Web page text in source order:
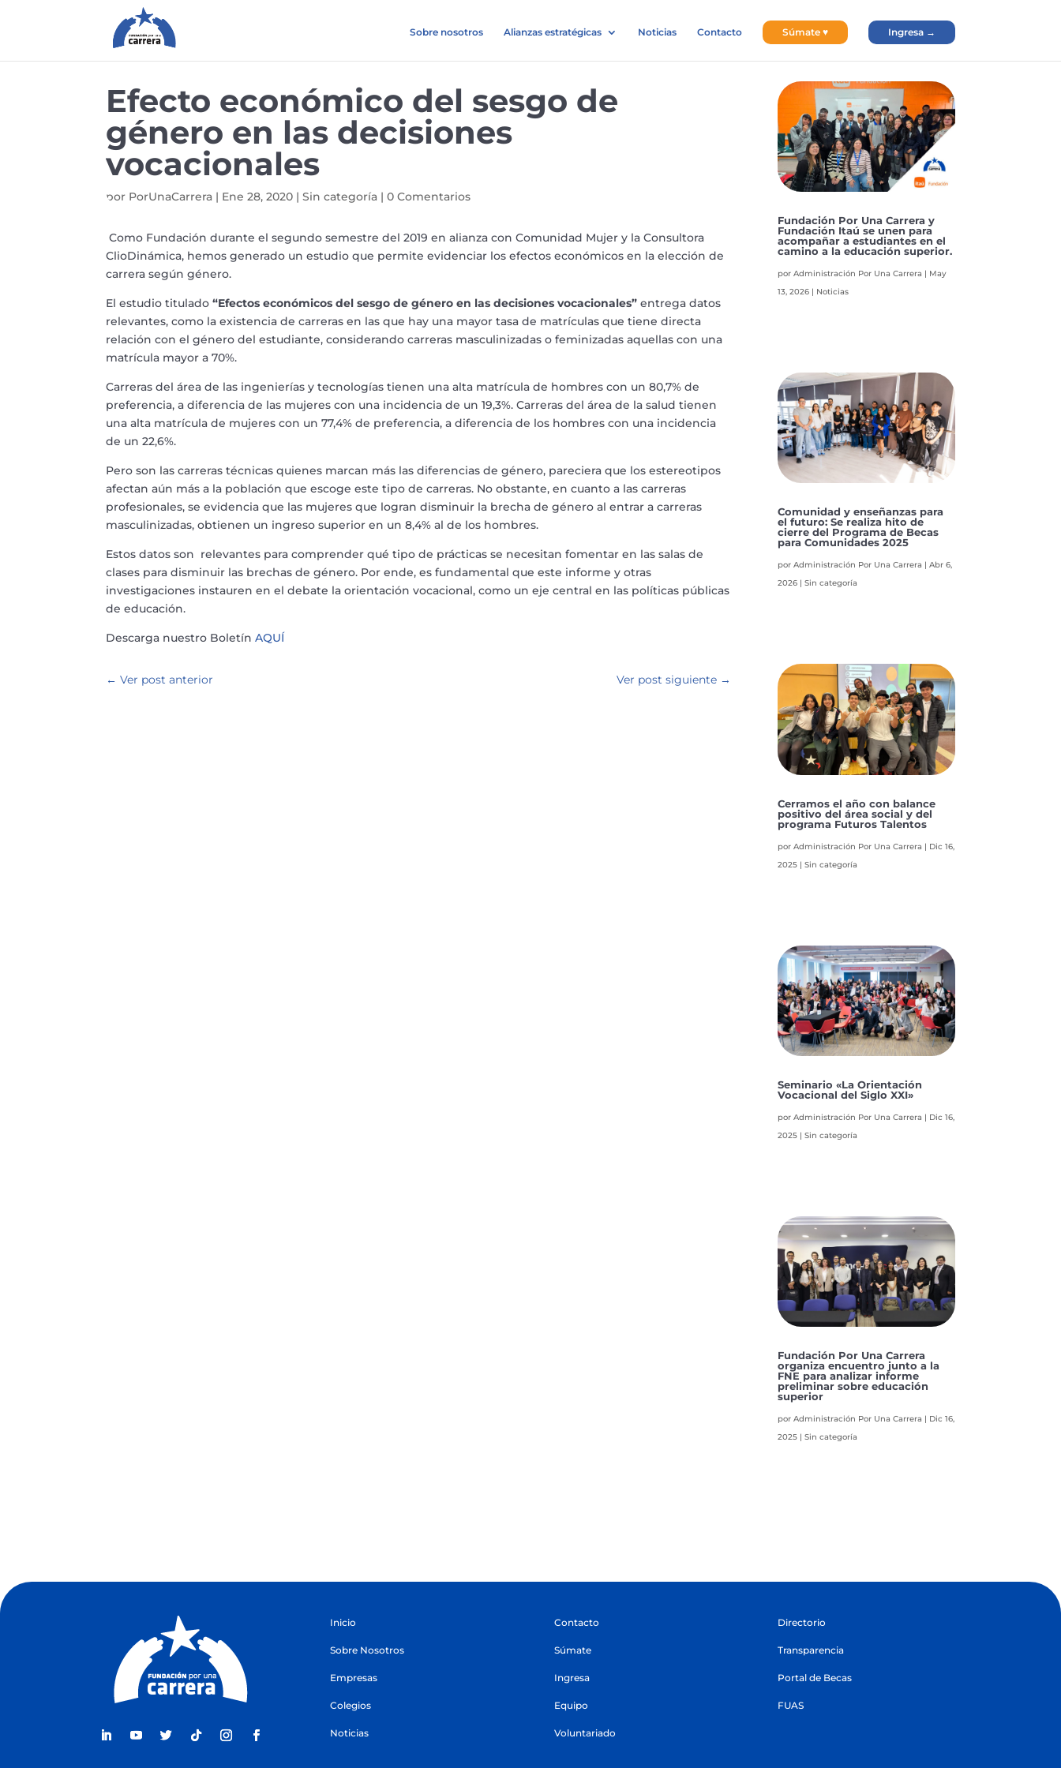
Sobre nosotros Alianzas estratégicas Noticias Contacto Súmate ♥ Ingresa →
Efecto económico del sesgo de
género en las decisiones
vocacionales
por PorUnaCarrera | Ene 28, 2020 |Sin categoría |0 Comentarios
Como Fundación durante el segundo semestre del 2019 en alianza con Comunidad Mujer y la Consultora
ClioDinámica, hemos generado un estudio que permite evidenciar los efectos económicos en la elección de
carrera según género.
El estudio titulado“Efectos económicos del sesgo de género en las decisiones vocacionales” entrega datos
relevantes, como la existencia de carreras en las que hay una mayor tasa de matrículas que tiene directa
relación con el género del estudiante, considerando carreras masculinizadas o feminizadas aquellas con una
matrícula mayor a 70%.
Carreras del área de las ingenierías y tecnologías tienen una alta matrícula de hombres con un 80,7% de
preferencia, a diferencia de las mujeres con una incidencia de un 19,3%. Carreras del área de la salud tienen
una alta matrícula de mujeres con un 77,4% de preferencia, a diferencia de los hombres con una incidencia
de un 22,6%.
Pero son las carreras técnicas quienes marcan más las diferencias de género, pareciera que los estereotipos
afectan aún más a la población que escoge este tipo de carreras. No obstante, en cuanto a las carreras
profesionales, se evidencia que las mujeres que logran disminuir la brecha de género al entrar a carreras
masculinizadas, obtienen un ingreso superior en un 8,4% al de los hombres.
Estos datos son relevantes para comprender qué tipo de prácticas se necesitan fomentar en las salas de
clases para disminuir las brechas de género. Por ende, es fundamental que este informe y otras
investigaciones instauren en el debate la orientación vocacional, como un eje central en las políticas públicas
de educación.
Descarga nuestro BoletínAQUÍ
←Ver post anterior Ver post siguiente →
Fundación Por Una Carrera y
Fundación Itaú se unen para
acompañar a estudiantes en el
camino a la educación superior.
porAdministración Por Una Carrera | May
13, 2026 | Noticias
Comunidad y enseñanzas para
el futuro: Se realiza hito de
cierre del Programa de Becas
para Comunidades 2025
porAdministración Por Una Carrera |Abr 6,
2026 |Sin categoría
Cerramos el año con balance
positivo del área social y del
programa Futuros Talentos
porAdministración Por Una Carrera | Dic 16,
2025 |Sin categoría
Seminario «La Orientación
Vocacional del Siglo XXI»
porAdministración Por Una Carrera | Dic 16,
2025 |Sin categoría
Fundación Por Una Carrera
organiza encuentro junto a la
FNE para analizar informe
preliminar sobre educación
superior
porAdministración Por Una Carrera | Dic 16,
2025 |Sin categoría
Inicio
Sobre Nosotros
Empresas
Colegios
Noticias
Contacto
Súmate
Ingresa
Equipo
Voluntariado
Directorio
Transparencia
Portal de Becas
FUAS